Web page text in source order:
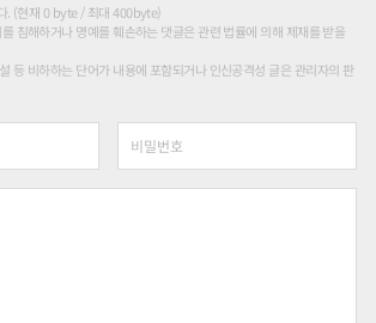
. (현재 0 byte / 최대 400byte)
침해하거나 명예를 훼손하는 댓글은 관련 법률에 의해 제재를 받을
등 비하하는 단어가 내용에 포함되거나 인신공격성 글은 관리자의 판